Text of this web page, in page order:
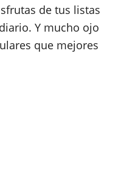
de tus listas
Y mucho ojo
que mejores